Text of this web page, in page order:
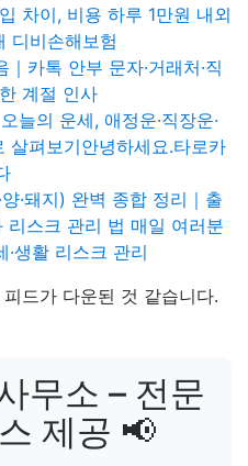
차이, 비용 하루 1만원 내외
디비손해보험
카톡 안부 문자·거래처·직
계절 인사
늘의 운세, 애정운·직장운·
살펴보기안녕하세요.타로카
·돼지) 완벽 종합 정리｜출
리스크 관리 법 매일 여러분
·생활 리스크 관리
드가 다운된 것 같습니다.
무소 – 전문
제공 📢